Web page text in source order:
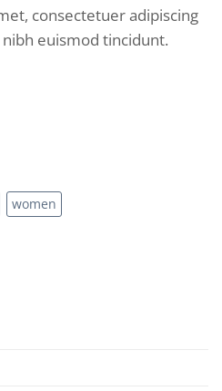
consectetuer adipiscing
euismod tincidunt.
women